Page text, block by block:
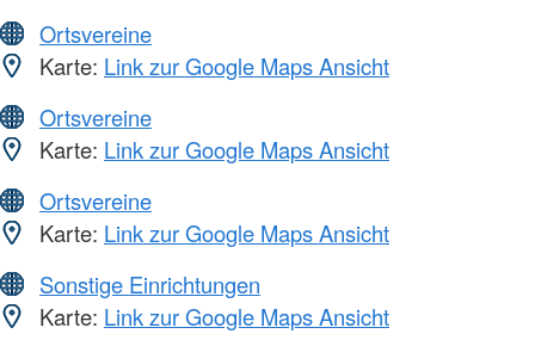
Ortsvereine
Karte: Link zur Google Maps Ansicht
Ortsvereine
Karte: Link zur Google Maps Ansicht
Ortsvereine
Karte: Link zur Google Maps Ansicht
Sonstige Einrichtungen
Karte: Link zur Google Maps Ansicht